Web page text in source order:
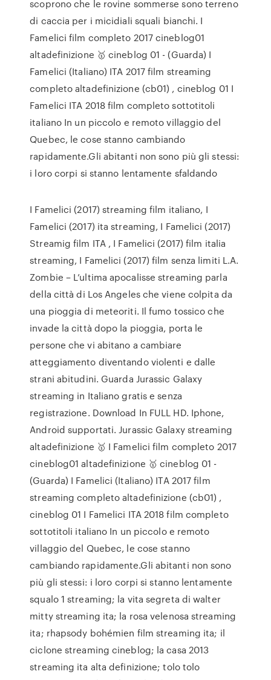
scoprono che le rovine sommerse sono terreno
di caccia per i micidiali squali bianchi. I
Famelici film completo 2017 cineblog01
altadefinizione 🥇 cineblog 01 - (Guarda) I
Famelici (Italiano) ITA 2017 film streaming
completo altadefinizione (cb01) , cineblog 01 I
Famelici ITA 2018 film completo sottotitoli
italiano In un piccolo e remoto villaggio del
Quebec, le cose stanno cambiando
rapidamente.Gli abitanti non sono più gli stessi:
i loro corpi si stanno lentamente sfaldando
I Famelici (2017) streaming film italiano, I
Famelici (2017) ita streaming, I Famelici (2017)
Streamig film ITA , I Famelici (2017) film italia
streaming, I Famelici (2017) film senza limiti L.A.
Zombie – L’ultima apocalisse streaming parla
della città di Los Angeles che viene colpita da
una pioggia di meteoriti. Il fumo tossico che
invade la città dopo la pioggia, porta le
persone che vi abitano a cambiare
atteggiamento diventando violenti e dalle
strani abitudini. Guarda Jurassic Galaxy
streaming in Italiano gratis e senza
registrazione. Download In FULL HD. Iphone,
Android supportati. Jurassic Galaxy streaming
altadefinizione 🥇 I Famelici film completo 2017
cineblog01 altadefinizione 🥇 cineblog 01 -
(Guarda) I Famelici (Italiano) ITA 2017 film
streaming completo altadefinizione (cb01) ,
cineblog 01 I Famelici ITA 2018 film completo
sottotitoli italiano In un piccolo e remoto
villaggio del Quebec, le cose stanno
cambiando rapidamente.Gli abitanti non sono
più gli stessi: i loro corpi si stanno lentamente
squalo 1 streaming; la vita segreta di walter
mitty streaming ita; la rosa velenosa streaming
ita; rhapsody bohémien film streaming ita; il
ciclone streaming cineblog; la casa 2013
streaming ita alta definizione; tolo tolo